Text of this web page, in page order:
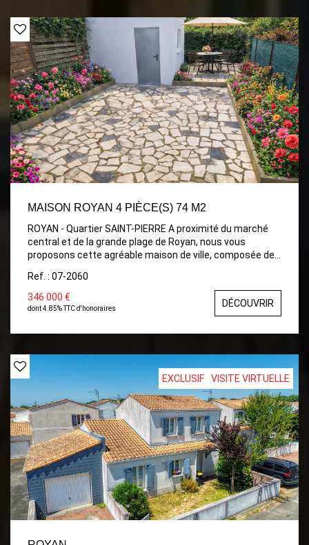
MAISON ROYAN 4 PIÈCE(S) 74 M2
ROYAN - Quartier SAINT-PIERRE A proximité du marché
central et de la grande plage de Royan, nous vous
proposons cette agréable maison de ville, composée de
salon-séjour, cuisine ouverte, aménagée et équipée
donnant sur terrasse, espace de rangement, wc. Etage :
palier, trois chambres dont une avec placard, salle d'eau
et wc. Pompe à chaleur air/eau. Toiture neuve.
Dépendance
Ref. : 07-2060
346 000 €
dont 4.85% TTC d'honoraires DÉCOUVRIR
EXCLUSIF VISITE VIRTUELLE